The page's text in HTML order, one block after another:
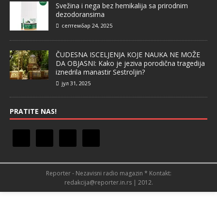
Svežina i nega bez hemikalija sa prirodnim
dezodoransima
септембар 24, 2025
ČUDESNA ISCELJENJA KOJE NAUKA NE MOŽE
DA OBJASNI: Kako je jeziva porodična tragedija
iznedrila manastir Sestroljin?
јул 31, 2025
PRATITE NAS!
Reporter - Nezavisni radio magazin * Kontakt:
redakcija@reporter.in.rs | 2012.